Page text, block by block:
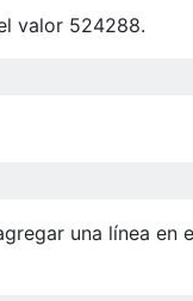
valor 524288.
una línea en